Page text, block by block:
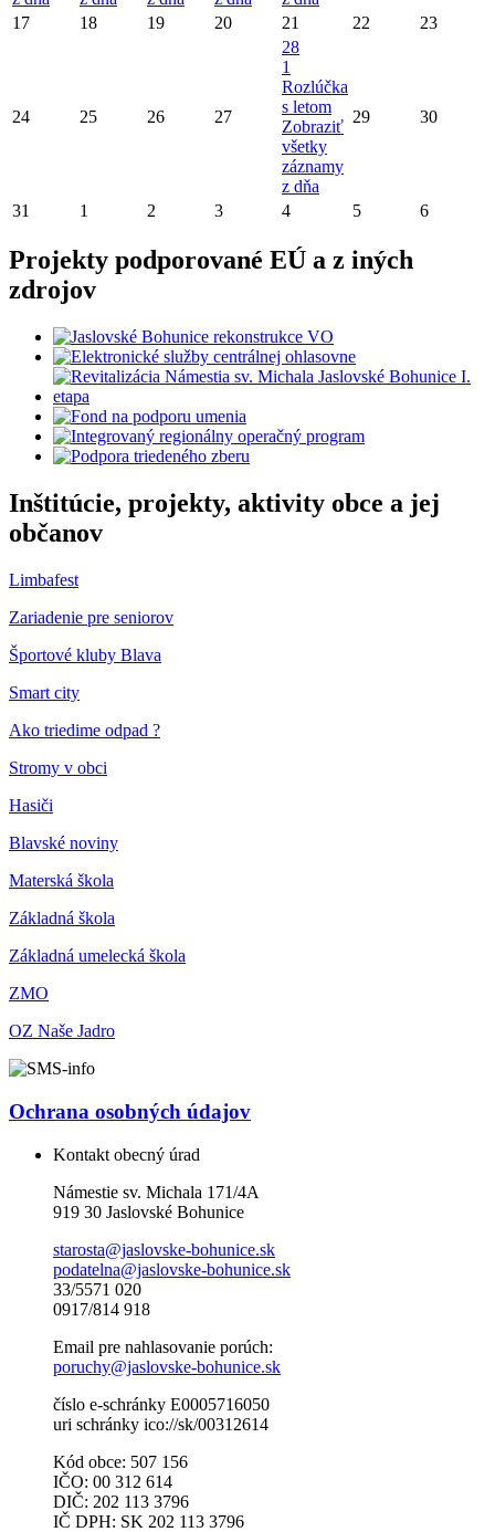
17 18 19 20 21 22 23
24 25 26 27
28
1
Rozlúčka
s letom
Zobraziť
všetky
záznamy
z dňa
29 30
31 1 2 3 4 5 6
Projekty podporované EÚ a z iných
zdrojov
Inštitúcie, projekty, aktivity obce a jej
občanov
Limbafest
Zariadenie pre seniorov
Športové kluby Blava
Smart city
Ako triedime odpad ?
Stromy v obci
Hasiči
Blavské noviny
Materská škola
Základná škola
Základná umelecká škola
ZMO
OZ Naše Jadro
Ochrana osobných údajov
Kontakt obecný úrad
Námestie sv. Michala 171/4A
919 30 Jaslovské Bohunice
starosta@jaslovske-bohunice.sk
podatelna@jaslovske-bohunice.sk
33/5571 020
0917/814 918
Email pre nahlasovanie porúch:
poruchy@jaslovske-bohunice.sk
číslo e-schránky E0005716050
uri schránky ico://sk/00312614
Kód obce: 507 156
IČO: 00 312 614
DIČ: 202 113 3796
IČ DPH: SK 202 113 3796